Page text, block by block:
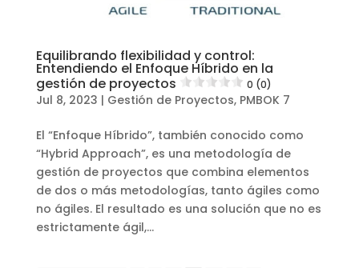
Equilibrando flexibilidad y control:
Entendiendo el Enfoque Híbrido en la
gestión de proyectos
0 (0)
Jul 8, 2023 | Gestión de Proyectos, PMBOK 7
El “Enfoque Híbrido”, también conocido como
“Hybrid Approach”, es una metodología de
gestión de proyectos que combina elementos
de dos o más metodologías, tanto ágiles como
no ágiles. El resultado es una solución que no es
estrictamente ágil,...